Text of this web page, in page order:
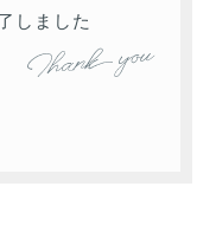
しました